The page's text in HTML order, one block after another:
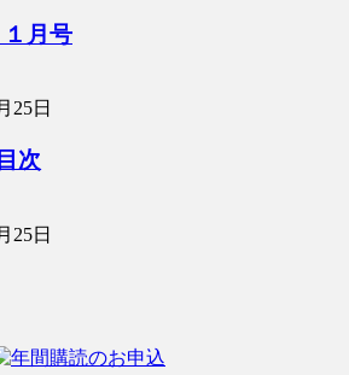
月号
25日
次
25日